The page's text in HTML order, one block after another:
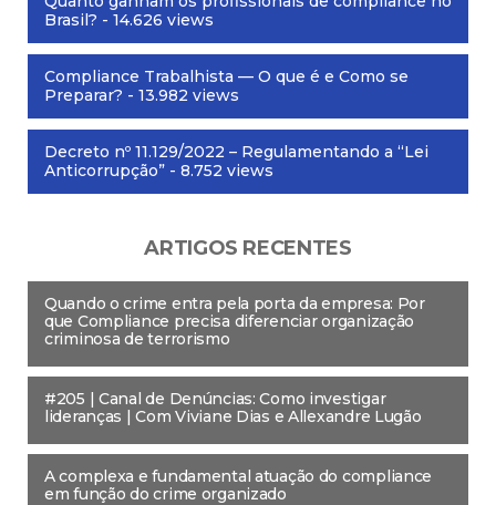
Brasil? - 14.626 views
Compliance Trabalhista — O que é e Como se
Preparar? - 13.982 views
Decreto nº 11.129/2022 – Regulamentando a “Lei
Anticorrupção” - 8.752 views
ARTIGOS RECENTES
Quando o crime entra pela porta da empresa: Por
que Compliance precisa diferenciar organização
criminosa de terrorismo
#205 | Canal de Denúncias: Como investigar
lideranças | Com Viviane Dias e Allexandre Lugão
A complexa e fundamental atuação do compliance
em função do crime organizado